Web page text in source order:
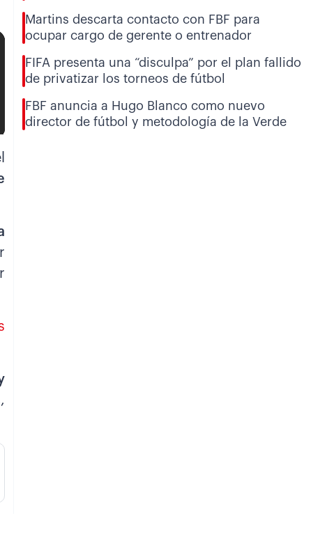
Martins descarta contacto con FBF para
ocupar cargo de gerente o entrenador
FIFA presenta una “disculpa” por el plan fallido
de privatizar los torneos de fútbol
FBF anuncia a Hugo Blanco como nuevo
director de fútbol y metodología de la Verde